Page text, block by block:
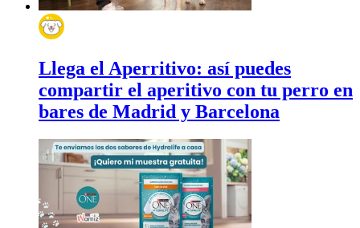
Llega el Aperritivo: así puedes
compartir el aperitivo con tu perro en
bares de Madrid y Barcelona